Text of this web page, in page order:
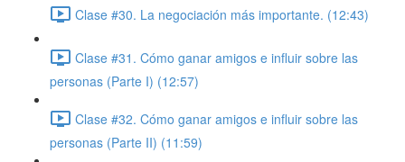
Clase #30. La negociación más importante. (12:43)
Clase #31. Cómo ganar amigos e influir sobre las
personas (Parte I) (12:57)
Clase #32. Cómo ganar amigos e influir sobre las
personas (Parte II) (11:59)